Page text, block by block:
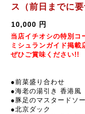
ス（前日までに要
10,000 円
当店イチオシの特別コ
ミシュランガイド掲載
ぜひご賞味ください!!
●前菜盛り合わせ
●海老の湯引き 香港風
● 豚足のマスタードソ
●北京ダック